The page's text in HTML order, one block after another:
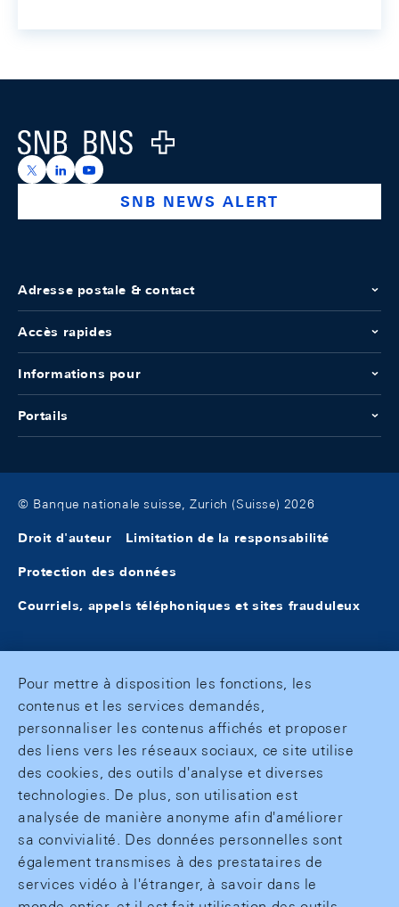
Logo
https://x.com/snb_bns
https://ch.linkedin.com/company/swiss-national-
https://www.youtube.com/@swissnationalbank
SNB NEWS ALERT
Adresse postale & contact
Accès rapides
Informations pour
Portails
© Banque nationale suisse, Zurich (Suisse) 2026
Droit d'auteur Limitation de la responsabilité
Protection des données
Courriels, appels téléphoniques et sites frauduleux
Pour mettre à disposition les fonctions, les
contenus et les services demandés,
personnaliser les contenus affichés et proposer
des liens vers les réseaux sociaux, ce site utilise
des cookies, des outils d'analyse et diverses
technologies. De plus, son utilisation est
analysée de manière anonyme afin d'améliorer
sa convivialité. Des données personnelles sont
également transmises à des prestataires de
services vidéo à l'étranger, à savoir dans le